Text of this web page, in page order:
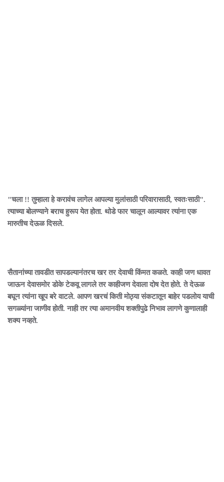
"चला !! तुम्हाला हे करावंच लागेल आपल्या मुलांसाठी परिवारासाठी, स्वतःसाठी".
त्याच्या बोलण्याने बराच हुरूप येत होता. थोडे फार चालून आल्यावर त्यांना एक
मारुतीच देऊळ दिसले.
सैतानांच्या तावडीत सापडल्यानंतरच खर तर देवाची किंमत कळते. काही जण धावत
जाऊन देवासमोर डोके टेकवू लागले तर काहीजण देवाला दोष देत होते. ते देऊळ
बघून त्यांना खूप बरे वाटले. आपण खरचं किती मोठ्या संकटातून बाहेर पडलोय याची
सगळ्यांना जाणीव होती. नाही तर त्या अमानवीय शक्तीपुढे निभाव लागणे कुणालाही
शक्य नव्हते.